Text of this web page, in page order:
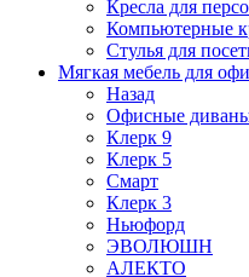
Кресла для
Компьютерные
Стулья для
Мягкая мебель для
Назад
Офисные
Клерк 9
Клерк 5
Смарт
Клерк 3
Ньюфорд
ЭВОЛЮШН
АЛЕКТО